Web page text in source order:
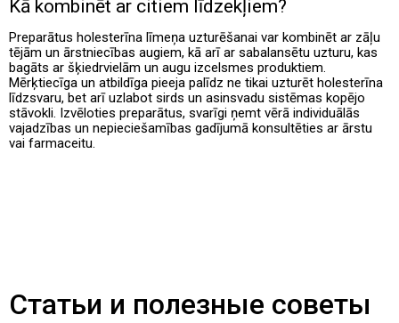
Kā kombinēt ar citiem līdzekļiem?
Preparātus holesterīna līmeņa uzturēšanai var kombinēt ar zāļu
tējām un ārstniecības augiem, kā arī ar sabalansētu uzturu, kas
bagāts ar šķiedrvielām un augu izcelsmes produktiem.
Mērķtiecīga un atbildīga pieeja palīdz ne tikai uzturēt holesterīna
līdzsvaru, bet arī uzlabot sirds un asinsvadu sistēmas kopējo
stāvokli. Izvēloties preparātus, svarīgi ņemt vērā individuālās
vajadzības un nepieciešamības gadījumā konsultēties ar ārstu
vai farmaceitu.
Статьи и полезные советы